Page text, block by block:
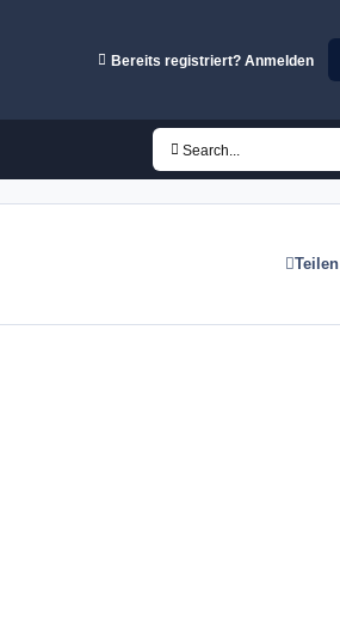
Bereits registriert? Anmelden
Search...
Teilen